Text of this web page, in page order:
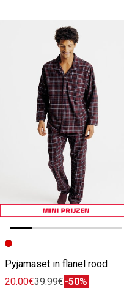
Vorige afbeelding
Volgende beeld
Pyjamaset in flanel rood
20.00€39.99€-50%